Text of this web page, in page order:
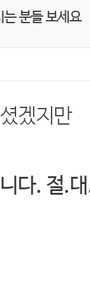
분들 보세요
겠지만
다. 절.